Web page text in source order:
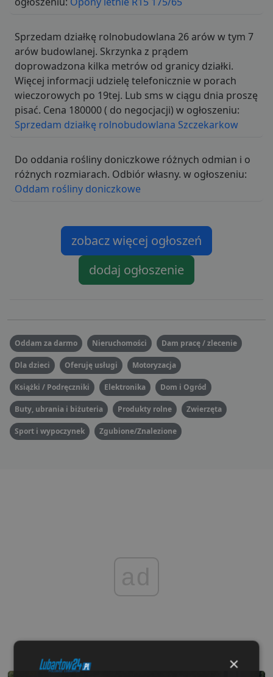
Sprzedam działkę rolnobudowlana 26 arów w tym 7
arów budowlanej. Skrzynka z prądem
doprowadzona kilka metrów od granicy działki.
Więcej informacji udzielę telefonicznie w porach
wieczorowych po 19tej. Lub sms w ciągu dnia proszę
pisać. Cena 180000 ( do negocjacji) w ogłoszeniu:
Sprzedam działkę rolnobudowlana Szczekarkow
Do oddania rośliny doniczkowe różnych odmian i o
różnych rozmiarach. Odbiór własny. w ogłoszeniu:
Oddam rośliny doniczkowe
zobacz więcej ogłoszeń
dodaj ogłoszenie
Oddam za darmo Nieruchomości Dam pracę / zlecenie
Dla dzieci Oferuję usługi Motoryzacja
Książki / Podręczniki Elektronika Dom i Ogród
Buty, ubrania i biżuteria Produkty rolne Zwierzęta
Sport i wypoczynek Zgubione/Znalezione
×